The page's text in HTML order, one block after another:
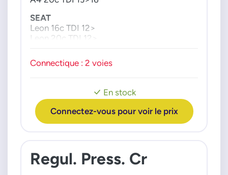
En stock
Connectez-vous pour voir le prix
SEAT
Leon 16c TDI 12>
Leon 20c TDI 12>
Octavia 16c TDI 12>
TGE 20c TDI 18>
VW
Connectique : 2 voies
Regul. Press. Cr